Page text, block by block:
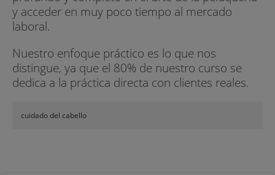
y acceder en muy poco tiempo al mercado
laboral.
Nuestro enfoque práctico es lo que nos
distingue, ya que el 80% de nuestro curso se
dedica a la práctica directa con clientes reales.
cuidado del cabello